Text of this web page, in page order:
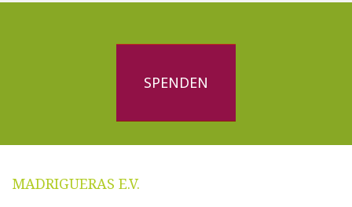
SPENDEN
MADRIGUERAS E.V.